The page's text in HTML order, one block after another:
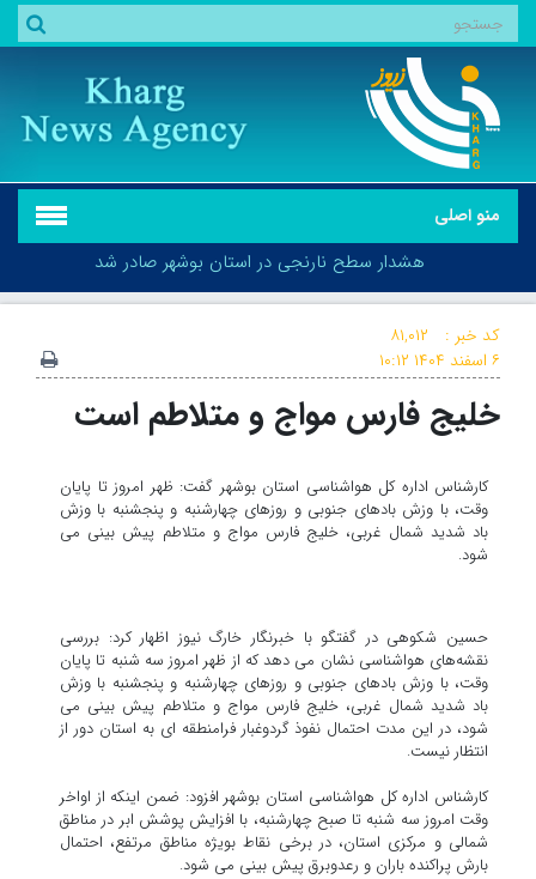
منو اصلی
هشدار سطح نارنجی در استان بوشهر صادر شد
هشدار سطح نارنجی در استان بوشهر صادر شد
کد خبر :
۸۱,۰۱۲
۶ اسفند ۱۴۰۴
۱۰:۱۲
خلیج فارس مواج و متلاطم است
کارشناس اداره کل هواشناسی استان بوشهر گفت: ظهر امروز تا پایان
وقت، با وزش بادهای جنوبی و روزهای چهارشنبه و پنجشنبه با وزش
باد شدید شمال غربی، خلیج فارس مواج و متلاطم پیش بینی می
شود.
حسین شکوهی در گفتگو با خبرنگار خارگ نیوز اظهار کرد: بررسی
نقشه‌های هواشناسی نشان می دهد که از ظهر امروز سه شنبه تا پایان
وقت، با وزش بادهای جنوبی و روزهای چهارشنبه و پنجشنبه با وزش
باد شدید شمال غربی، خلیج فارس مواج و متلاطم پیش بینی می
شود، در این مدت احتمال نفوذ گردوغبار فرامنطقه ای به استان دور از
انتظار نیست.
کارشناس اداره کل هواشناسی استان بوشهر افزود: ضمن اینکه از اواخر
وقت امروز سه شنبه تا صبح چهارشنبه، با افزایش پوشش ابر در مناطق
شمالی و مرکزی استان، در برخی نقاط بویژه مناطق مرتفع، احتمال
بارش پراکنده باران و رعدوبرق پیش بینی می شود.